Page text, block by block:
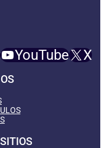
YouTube X